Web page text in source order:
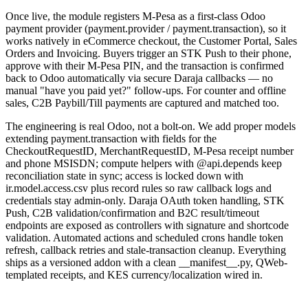
Once live, the module registers M-Pesa as a first-class Odoo
payment provider (payment.provider / payment.transaction), so it
works natively in eCommerce checkout, the Customer Portal, Sales
Orders and Invoicing. Buyers trigger an STK Push to their phone,
approve with their M-Pesa PIN, and the transaction is confirmed
back to Odoo automatically via secure Daraja callbacks — no
manual "have you paid yet?" follow-ups. For counter and offline
sales, C2B Paybill/Till payments are captured and matched too.
The engineering is real Odoo, not a bolt-on. We add proper models
extending payment.transaction with fields for the
CheckoutRequestID, MerchantRequestID, M-Pesa receipt number
and phone MSISDN; compute helpers with @api.depends keep
reconciliation state in sync; access is locked down with
ir.model.access.csv plus record rules so raw callback logs and
credentials stay admin-only. Daraja OAuth token handling, STK
Push, C2B validation/confirmation and B2C result/timeout
endpoints are exposed as controllers with signature and shortcode
validation. Automated actions and scheduled crons handle token
refresh, callback retries and stale-transaction cleanup. Everything
ships as a versioned addon with a clean __manifest__.py, QWeb-
templated receipts, and KES currency/localization wired in.